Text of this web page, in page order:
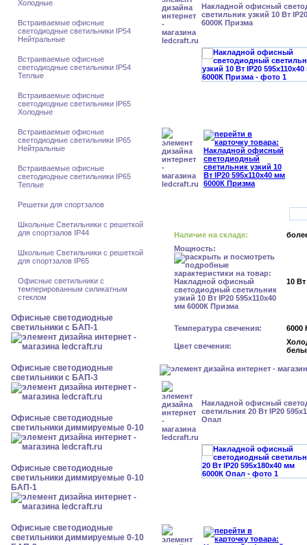
Холодные
Встраиваемые офисные
светодиодные светильники IP54
Нейтральные
Встраиваемые офисные
светодиодные светильники IP54
Теплые
Встраиваемые офисные
светодиодные светильники IP65
Холодные
Встраиваемые офисные
светодиодные светильники IP65
Нейтральные
Встраиваемые офисные
светодиодные светильники IP65
Теплые
Решетки для спортзалов
Школьные Светильники с решеткой
для спортзалов IP44
Школьные Светильники с решеткой
для спортзалов IP65
Офисные светильники с
темперированным силикатным
стеклом
Офисные светодиодные
светильники с БАП-1
Офисные светодиодные
светильники с БАП-3
Офисные светодиодные
светильники диммируемые 0-10
Офисные светодиодные
светильники диммируемые 0-10
БАП-1
Офисные светодиодные
светильники диммируемые 0-10
Накладной офисный
светильник узкий 10 Вт
6000К Призма
Наличие на складе:
Мощность:
10 Вт
Температура свечения: 6000
Цвет свечения:
Накладной офисный
светильник 20 Вт IP20
Опал